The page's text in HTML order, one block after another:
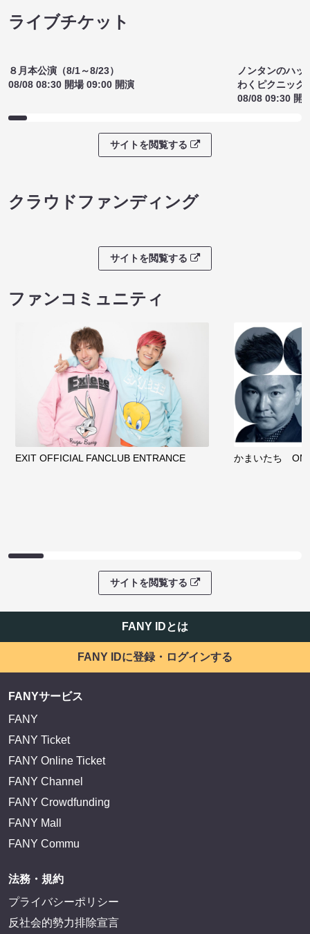
ライブチケット
８月本公演（8/1～8/23）
08/08 08:30 開場 09:00 開演
ノンタンのハッ
わくピクニック
08/08 09:30 開
サイトを閲覧する
クラウドファンディング
サイトを閲覧する
ファンコミュニティ
EXIT OFFICIAL FANCLUB ENTRANCE かまいたち
サイトを閲覧する
FANY IDとは
FANY IDに登録・ログインする
FANYサービス
FANY
FANY Ticket
FANY Online Ticket
FANY Channel
FANY Crowdfunding
FANY Mall
FANY Commu
法務・規約
プライバシーポリシー
反社会的勢力排除宣言